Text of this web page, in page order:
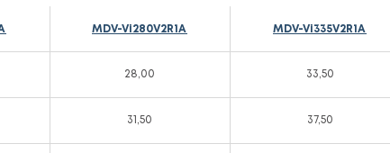
MDV-Vi280V2R1A
28,00
31,50
MDV-Vi335V2R1A
33,50
37,50